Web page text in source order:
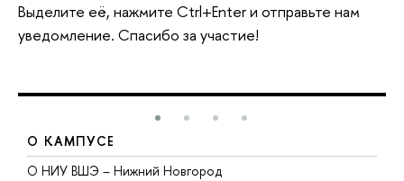
Выделите её, нажмите Ctrl+Enter и отправьте нам
уведомление. Спасибо за участие!
О КАМПУСЕ
О НИУ ВШЭ – Нижний Новгород